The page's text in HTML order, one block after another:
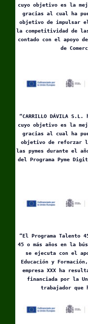
cuyo objetivo es la
gracias al cual ha
objetivo de impulsar
la competitividad de
contado con el apoyo
de
“CARRILLO DÁVILA
cuyo objetivo es la
gracias al cual ha
objetivo de reforzar
las pymes durante el
del Programa Pyme
“El Programa Talento
45 o más años en la
se ejecuta con el
Educación y
empresa XXX ha
financiada por la
trabajador que